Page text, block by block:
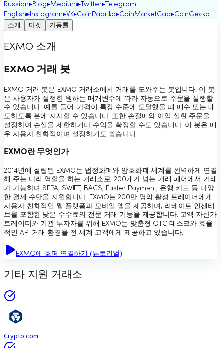
Russian▸Blog▸Medium▸ Twitter▸ Telegram
English▸ Instagram▸VK▸CoinPaprika▸CoinMarketCap▸CoinGecko
소개
마켓 가동률
EXMO 소개
EXMO 거래 봇
EXMO 거래 봇은 EXMO 거래소에서 거래를 도와주는 봇입니다. 이 봇
은 사용자가 설정한 원하는 매개변수에 따라 자동으로 주문을 실행할
수 있습니다. 예를 들어, 가격이 특정 수준에 도달했을 때 매수 또는 매
도하도록 봇에 지시할 수 있습니다. 또한 손절매와 이익 실현 주문을
설정하여 손실을 제한하거나 수익을 확정할 수도 있습니다. 이 봇은 매
우 사용자 친화적이며 설정하기도 쉽습니다.
EXMO란 무엇인가
2014년에 설립된 EXMO는 법정화폐와 암호화폐 세계를 완벽하게 연결
해 주는 다리 역할을 하는 거래소로, 200개가 넘는 거래 페어에서 거래
가 가능하며 SEPA, SWIFT, BACS, Faster Payment, 은행 카드 등 다양
한 결제 수단을 지원합니다. EXMO는 200만 명의 활성 트레이더에게
사용자 친화적인 웹 플랫폼과 모바일 앱을 제공하며, 리베이트 인센티
브를 포함한 낮은 수수료의 전문 거래 기능을 제공합니다. 고액 자산가
트레이더와 기관 투자자를 위해 EXMO는 맞춤형 OTC 데스크와 효율
적인 API 거래 환경을 전 세계 고객에게 제공하고 있습니다.
EXMO에 호퍼 연결하기 (튜토리얼)
기타 지원 거래소
Crypto.com